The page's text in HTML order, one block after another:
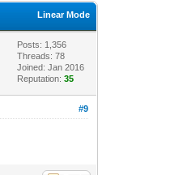
Linear Mode
Posts: 1,356
Threads: 78
Joined: Jan 2016
Reputation:35
#9